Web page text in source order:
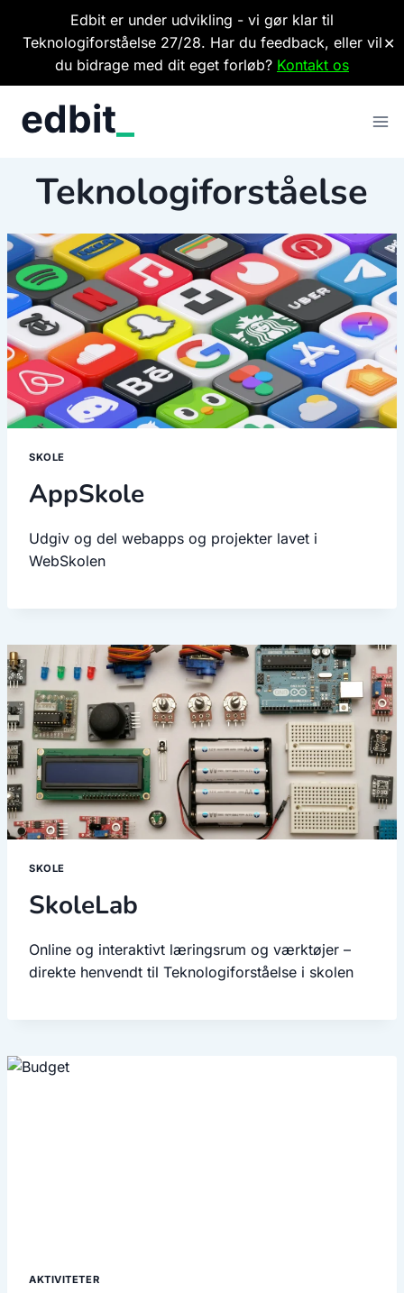
Edbit er under udvikling - vi gør klar til
Teknologiforståelse 27/28. Har du feedback, eller vil
du bidrage med dit eget forløb? Kontakt os
✕
Teknologiforståelse
SKOLE
AppSkole
Udgiv og del webapps og projekter lavet i
WebSkolen
SKOLE
SkoleLab
Online og interaktivt læringsrum og værktøjer –
direkte henvendt til Teknologiforståelse i skolen
AKTIVITETER